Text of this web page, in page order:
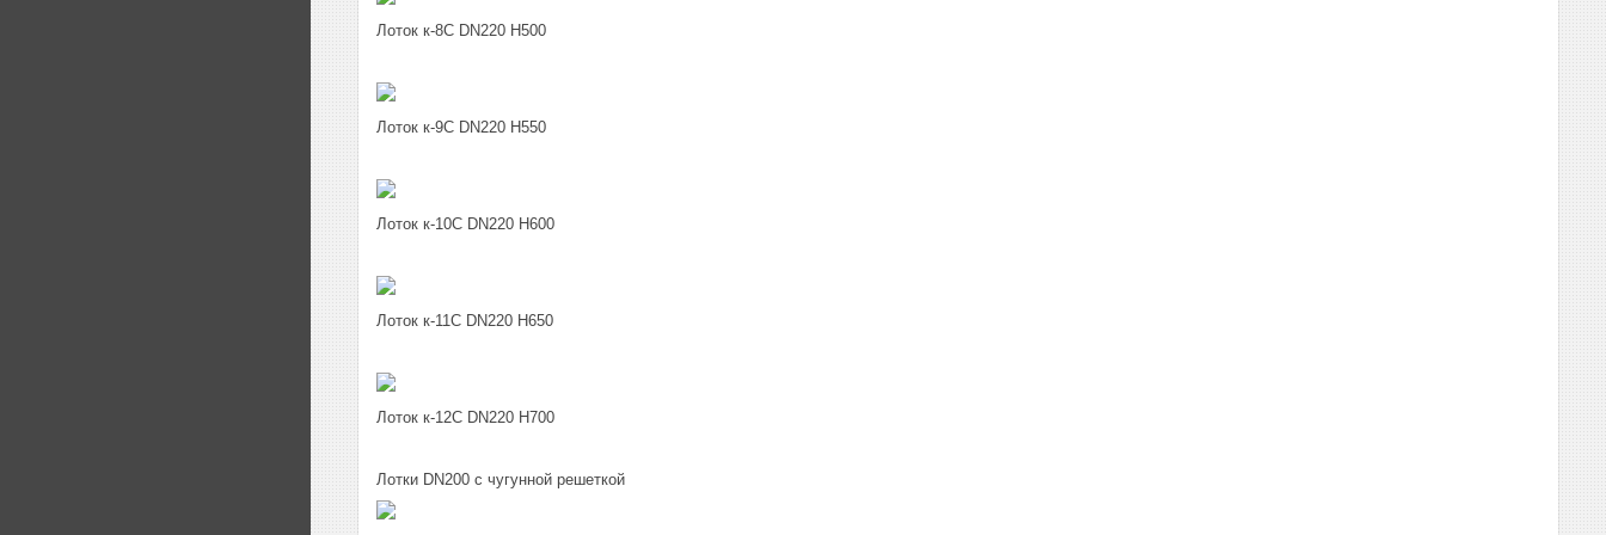
Лоток к-8C DN220 H500
Лоток к-9C DN220 H550
Лоток к-10C DN220 H600
Лоток к-11C DN220 H650
Лоток к-12C DN220 H700
Лотки DN200 c чугунной решеткой